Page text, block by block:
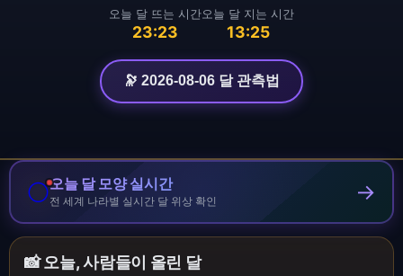
오늘 달 뜨는 시간
23:23
오늘 달 지는 시간
13:25
🔭 2026-08-06 달 관측법
🌕오늘 달 모양 실시간
전 세계 나라별 실시간 달 위상 확인 →
📸 오늘, 사람들이 올린 달